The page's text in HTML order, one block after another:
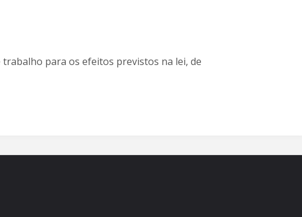
para os efeitos previstos na lei, de